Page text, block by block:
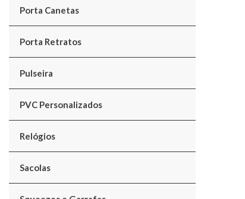
Porta Canetas
Porta Retratos
Pulseira
PVC Personalizados
Relógios
Sacolas